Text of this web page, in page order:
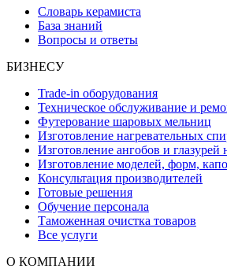
Словарь керамиста
База знаний
Вопросы и ответы
БИЗНЕСУ
Trade-in оборудования
Техническое обслуживание и
Футерование шаровых мельниц
Изготовление нагревательных
Изготовление ангобов и глазурей
Изготовление моделей, форм,
Консультация производителей
Готовые решения
Обучение персонала
Таможенная очистка товаров
Все услуги
О КОМПАНИИ